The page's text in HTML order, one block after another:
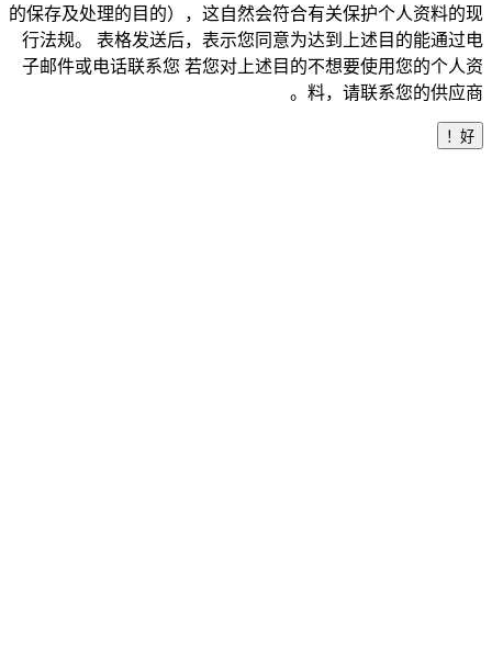
的保存及处理的目的），这自然会符合有关保护个人资料的现
行法规。 表格发送后，表示您同意为达到上述目的能通过电
子邮件或电话联系您 若您对上述目的不想要使用您的个人资
料，请联系您的供应商。
好！